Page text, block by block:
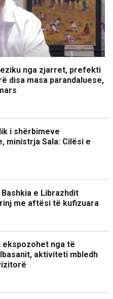
nga zjarret, prefekti
disa masa parandaluese,
i shërbimeve
ministrja Sala: Cilësi e
e Librazhdit
me aftësi të kufizuara
ekspozohet nga të
aktiviteti mbledh